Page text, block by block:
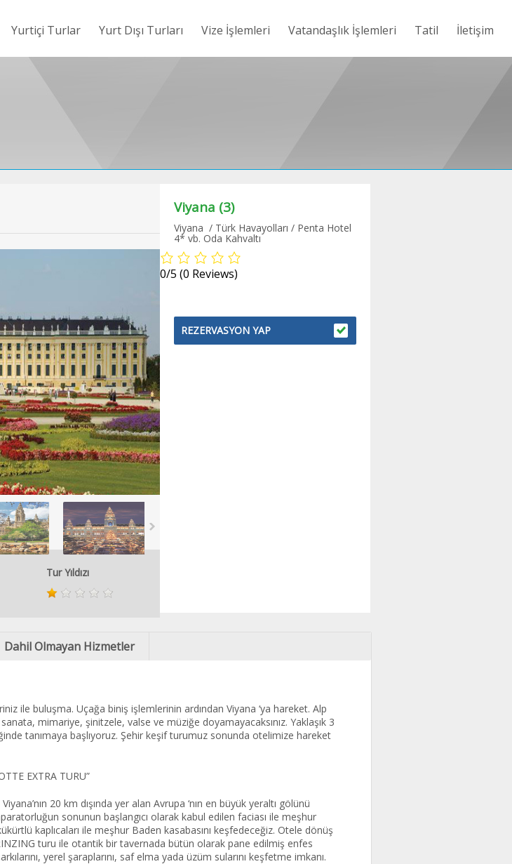
Yurtiçi Turlar Yurt Dışı Turları Vize İşlemleri Vatandaşlık İşlemleri Tatil İletişim
Turu
Tur Yıldızı
Viyana (3)
Viyana / Türk Havayolları / Penta Hotel
4* vb. Oda Kahvaltı
0/5 (0 Reviews)
REZERVASYON YAP
Dahil Olmayan Hizmetler
ile buluşma. Uçağa biniş işlemlerinin ardından Viyana ‘ya hareket. Alp
sanata, mimariye, şinitzele, valse ve müziğe doyamayacaksınız. Yaklaşık 3
tanımaya başlıyoruz. Şehir keşif turumuz sonunda otelimize hareket
EXTRA TURU”
20 km dışında yer alan Avrupa ‘nın en büyük yeraltı gölünü
sonunun başlangıcı olarak kabul edilen faciası ile meşhur
kaplıcaları ile meşhur Baden kasabasını keşfedeceğiz. Otele dönüş
turu ile otantik bir tavernada bütün olarak pane edilmiş enfes
yerel şaraplarını, saf elma yada üzüm sularını keşfetme imkanı.